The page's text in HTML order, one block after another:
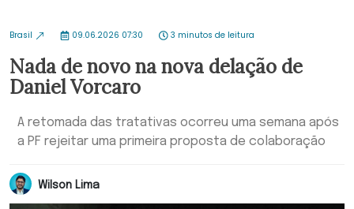
Brasil 09.06.2026 07:30 3 minutos de leitura
Nada de novo na nova delação de
Daniel Vorcaro
A retomada das tratativas ocorreu uma semana após
a PF rejeitar uma primeira proposta de colaboração
Wilson Lima